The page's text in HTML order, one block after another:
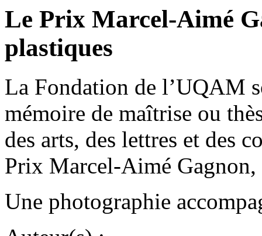
Le Prix Marcel-Aimé
plastiques
La Fondation de l’UQAM
mémoire de maîtrise ou
des arts, des lettres et des
Prix Marcel-Aimé
Une photographie